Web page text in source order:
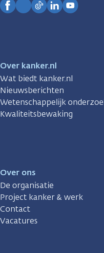
Over kanker.nl
Wat biedt kanker.nl
Nieuwsberichten
Wetenschappelijk
Kwaliteitsbewaking
Over ons
De organisatie
Project kanker & werk
Contact
Vacatures